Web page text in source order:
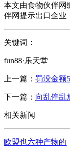
本文由食物伙伴网
伴网提示出口企业
关键词：
fun88·乐天堂
上一篇： 罚没金额
下一篇： 向乱停乱
相关新闻
欧盟也六种产物的